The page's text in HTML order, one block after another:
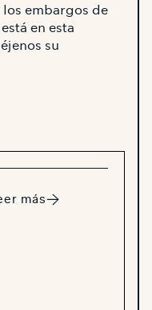
embargos de
en esta
su
más